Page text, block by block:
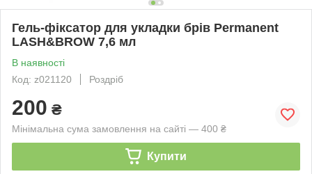
Гель-фіксатор для укладки брів Permanent
LASH&BROW 7,6 мл
В наявності
Код: z021120
Роздріб
200 ₴
Мінімальна сума замовлення на сайті — 400 ₴
Купити